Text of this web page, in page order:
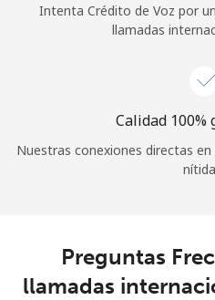
Intenta Crédito de Voz por
llamadas
Calidad 100%
Nuestras conexiones directas
Preguntas
llamadas